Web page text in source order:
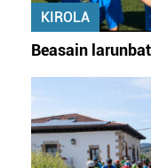
KIROLA
Beasain